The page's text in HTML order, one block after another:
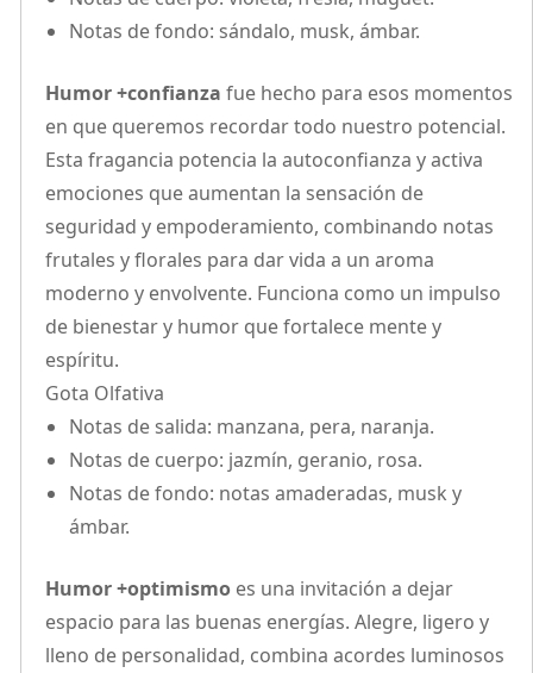
Notas de fondo: sándalo, musk, ámbar.
Humor +confianza fue hecho para esos momentos
en que queremos recordar todo nuestro potencial.
Esta fragancia potencia la autoconfianza y activa
emociones que aumentan la sensación de
seguridad y empoderamiento, combinando notas
frutales y florales para dar vida a un aroma
moderno y envolvente. Funciona como un impulso
de bienestar y humor que fortalece mente y
espíritu.
Gota Olfativa
Notas de salida: manzana, pera, naranja.
Notas de cuerpo: jazmín, geranio, rosa.
Notas de fondo: notas amaderadas, musk y
ámbar.
Humor +optimismoes una invitación a dejar
espacio para las buenas energías. Alegre, ligero y
lleno de personalidad, combina acordes luminosos